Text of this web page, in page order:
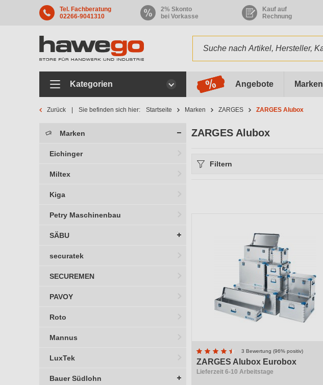
Tel. Fachberatung
02266-9041310
2% Skonto
bei Vorkasse
Kauf auf
Rechnung
Kategorien Angebote Marken
Zurück Sie befinden sich hier: Startseite Marken ZARGES ZARGES Alubox
Marken
Eichinger
Miltex
Kiga
Petry Maschinenbau
SÄBU
securatek
SECUREMEN
PAVOY
Roto
Mannus
LuxTek
Bauer Südlohn
ZARGES Alubox
Filtern
3 Bewertung (96% positiv)
ZARGES Alubox Eurobox
Lieferzeit 6-10 Arbeitstage